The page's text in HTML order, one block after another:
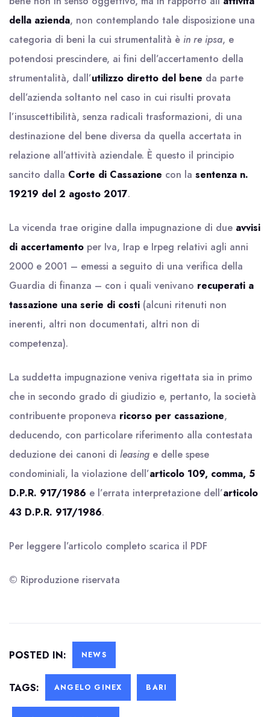
della azienda, non contemplando tale disposizione una
categoria di beni la cui strumentalità è in re ipsa, e
potendosi prescindere, ai fini dell’accertamento della
strumentalità, dall’utilizzo diretto del bene da parte
dell’azienda soltanto nel caso in cui risulti provata
l’insuscettibilità, senza radicali trasformazioni, di una
destinazione del bene diversa da quella accertata in
relazione all’attività aziendale. È questo il principio
sancito dalla Corte di Cassazione con la sentenza n.
19219 del 2 agosto 2017.
La vicenda trae origine dalla impugnazione di due avvisi
di accertamento per Iva, Irap e Irpeg relativi agli anni
2000 e 2001 – emessi a seguito di una verifica della
Guardia di finanza – con i quali venivano recuperati a
tassazione una serie di costi (alcuni ritenuti non
inerenti, altri non documentati, altri non di
competenza).
La suddetta impugnazione veniva rigettata sia in primo
che in secondo grado di giudizio e, pertanto, la società
contribuente proponeva ricorso per cassazione,
deducendo, con particolare riferimento alla contestata
deduzione dei canoni di leasing e delle spese
condominiali, la violazione dell’articolo 109, comma, 5
D.P.R. 917/1986 e l’errata interpretazione dell’articolo
43 D.P.R. 917/1986.
Per leggere l’articolo completo scarica il PDF
© Riproduzione riservata
POSTED IN: NEWS
TAGS: ANGELO GINEX BARI